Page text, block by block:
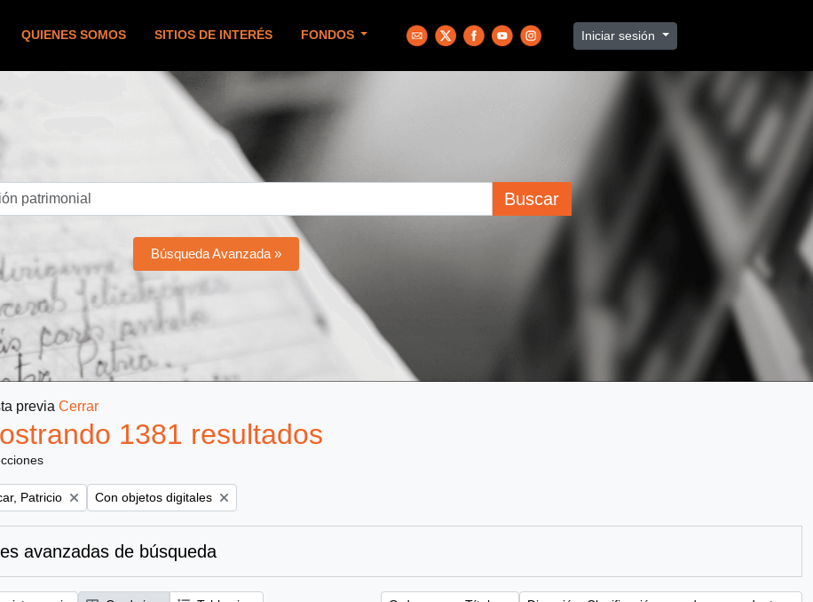
QUIENES SOMOS SITIOS DE INTERÉS FONDOS Iniciar sesión
Buscar
Búsqueda Avanzada »
previa Cerrar
1381 resultados
Patricio Remove filter:
Con objetos digitales
avanzadas de búsqueda